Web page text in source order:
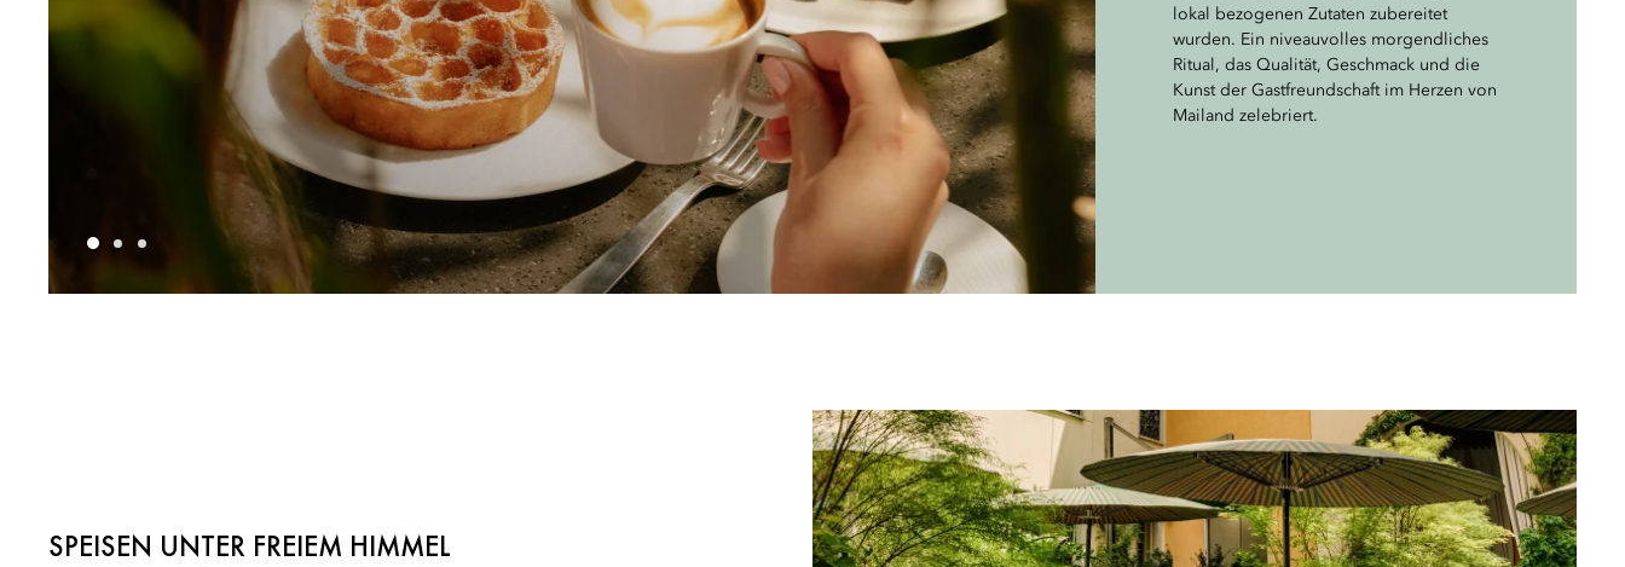
lokal bezogenen Zutaten zubereitet
wurden. Ein niveauvolles morgendliches
Ritual, das Qualität, Geschmack und die
Kunst der Gastfreundschaft im Herzen von
Mailand zelebriert.
saisonalen Zutaten und raffinierten
Techniken bedachtsam zubereitet und
bietet eine authentische, aber gehobene
Interpretation der Aromen und des
kulinarischen Erbes Mailands.
Klassiker werden durch eine
wohldurchdachte Auswahl an
Delikatessen ergänzt, die von unseren
Chefköchen zubereitet werden. Feiern Sie
die Kunst der Geselligkeit bei uns.
SPEISEN UNTER FREIEM HIMMEL